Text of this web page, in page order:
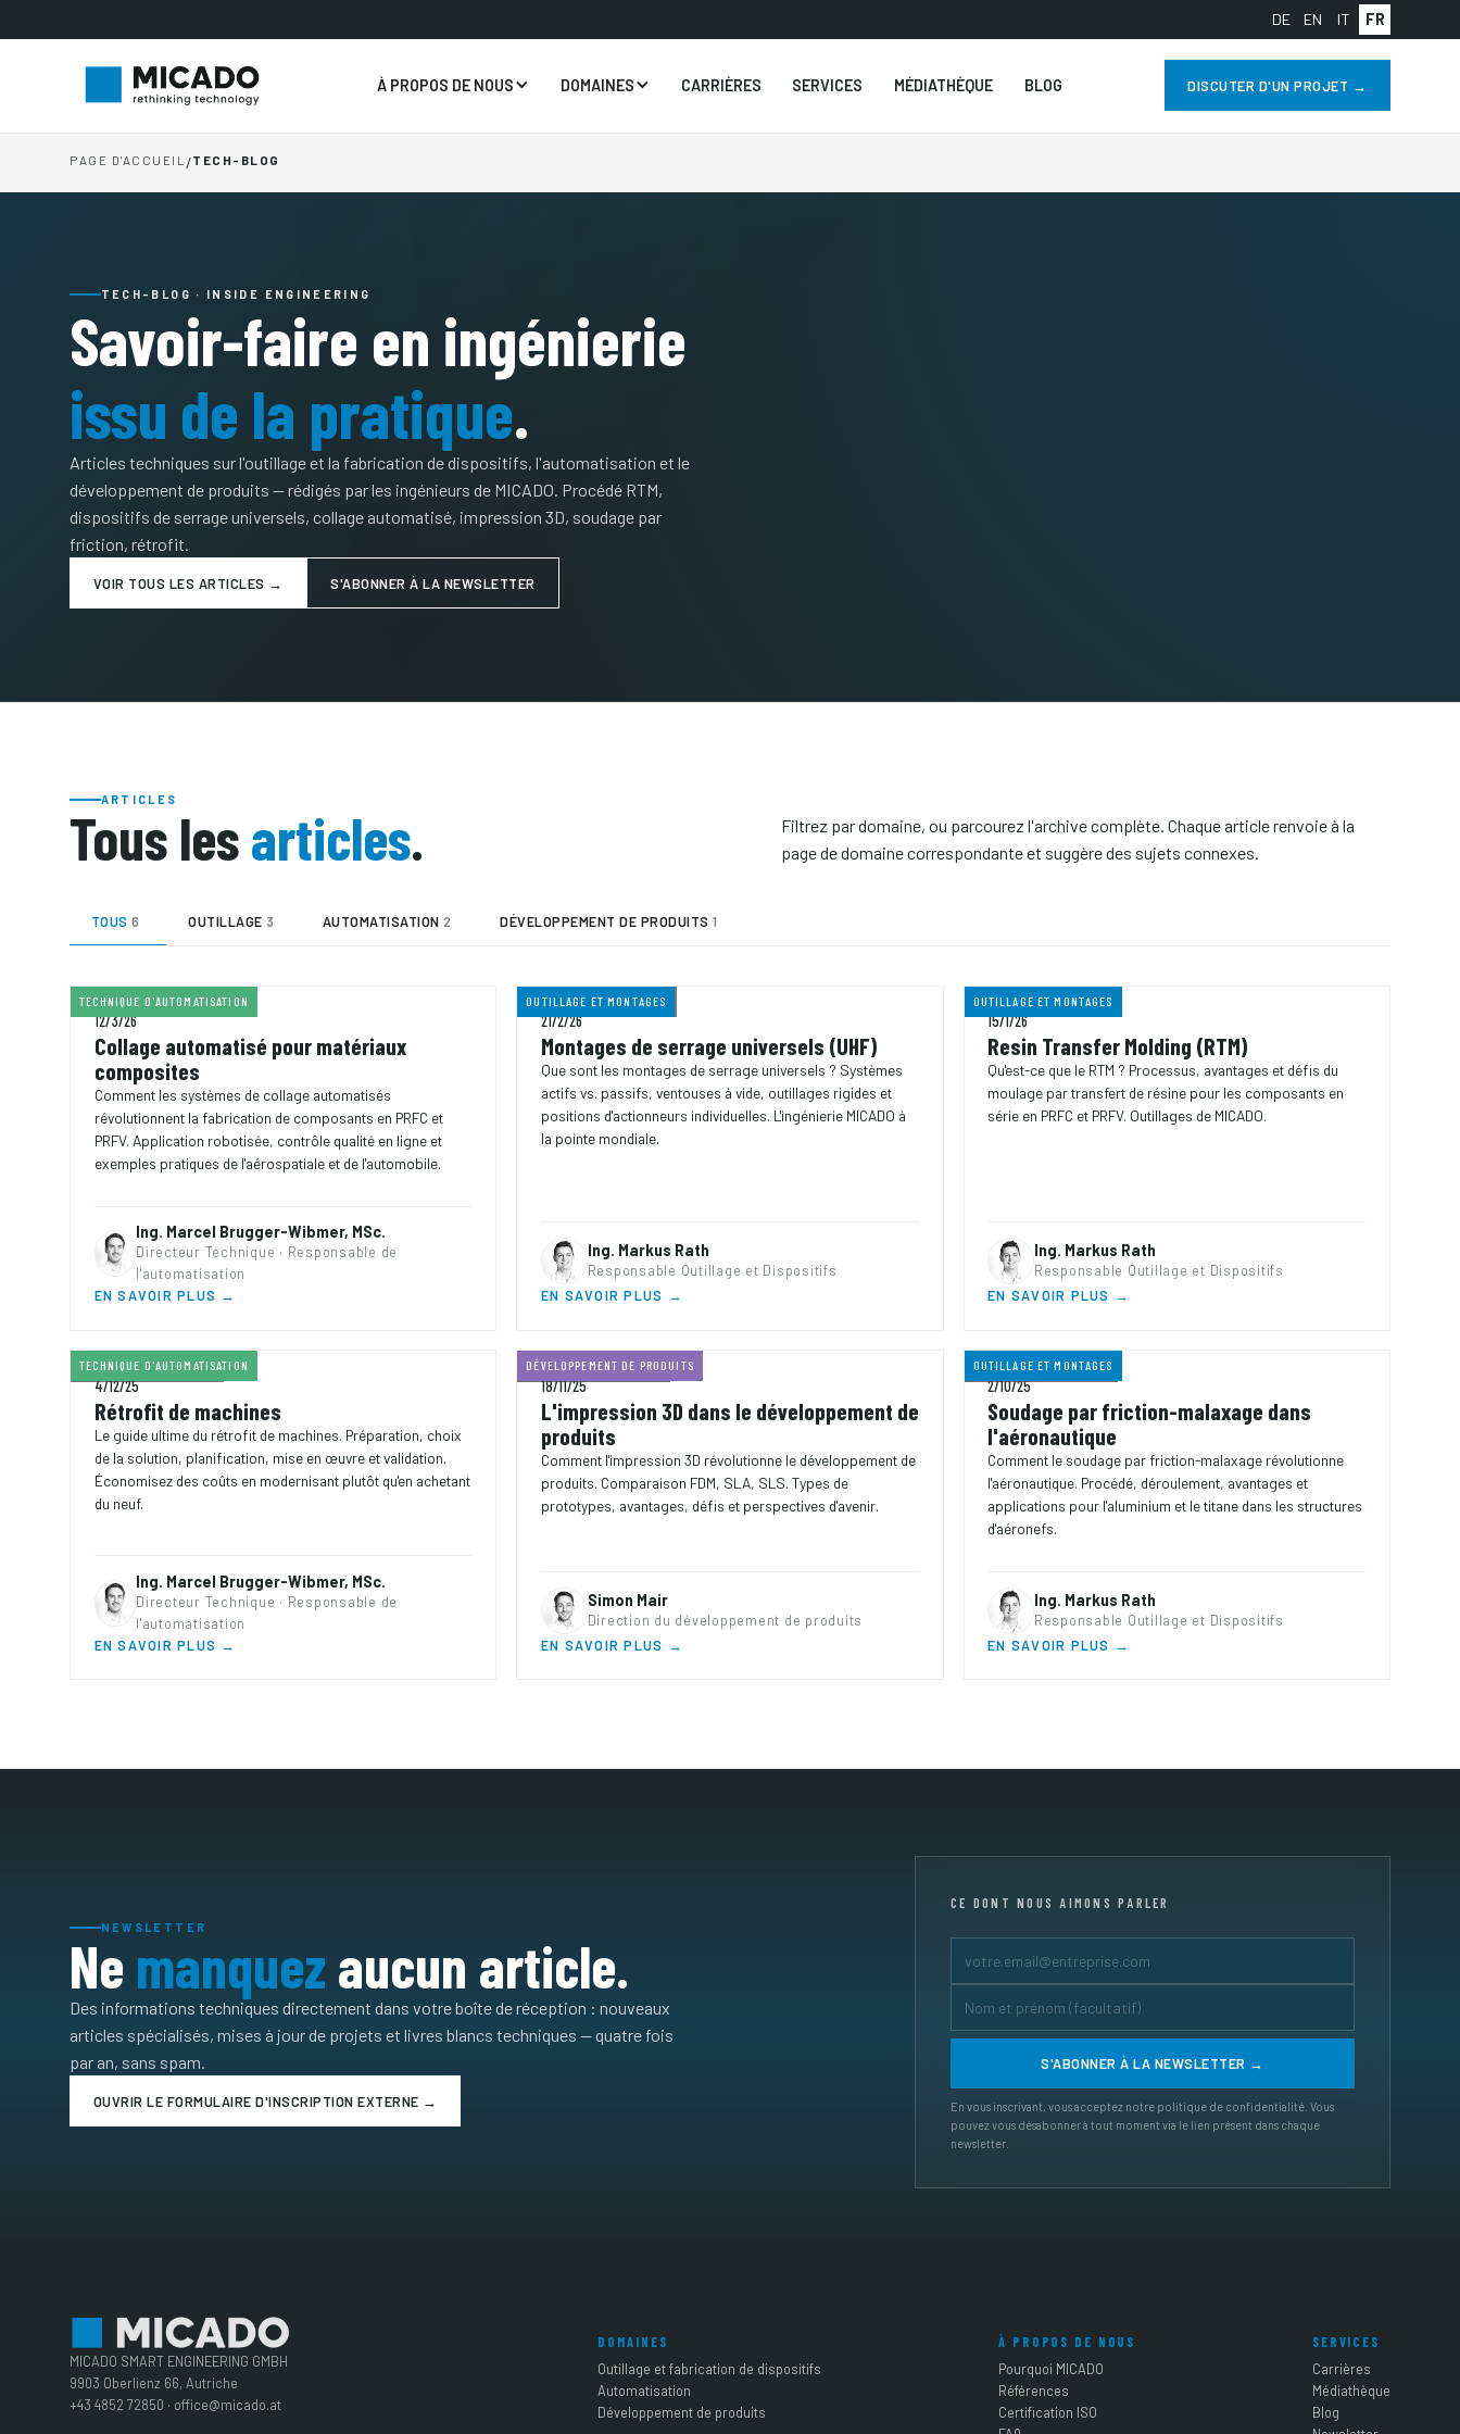
DE EN IT FR
À PROPOS DE NOUS DOMAINES CARRIÈRES SERVICES MÉDIATHÈQUE BLOG DISCUTER D'UN PROJET →
PAGE D'ACCUEIL /TECH-BLOG
TECH-BLOG · INSIDE ENGINEERING
Savoir-faire en ingénierie
issu de la pratique.
Articles techniques sur l'outillage et la fabrication de dispositifs, l'automatisation et le
développement de produits — rédigés par les ingénieurs de MICADO. Procédé RTM,
dispositifs de serrage universels, collage automatisé, impression 3D, soudage par
friction, rétrofit.
VOIR TOUS LES ARTICLES → S'ABONNER À LA NEWSLETTER
ARTICLES
Tous lesarticles.
Filtrez par domaine, ou parcourez l'archive complète. Chaque article renvoie à la
page de domaine correspondante et suggère des sujets connexes.
TOUS6 OUTILLAGE 3 AUTOMATISATION2 DÉVELOPPEMENT DE PRODUITS1
TECHNIQUE D'AUTOMATISATION
8 MINTEMPS DE LECTURE
12/3/26
Collage automatisé pour matériaux
composites
Comment les systèmes de collage automatisés
révolutionnent la fabrication de composants en PRFC et
PRFV. Application robotisée, contrôle qualité en ligne et
exemples pratiques de l'aérospatiale et de l'automobile.
Ing. Marcel Brugger-Wibmer, MSc.
Directeur Technique · Responsable de
l'automatisation
EN SAVOIR PLUS →
OUTILLAGE ET MONTAGES
10 MINTEMPS DE LECTURE
21/2/26
Montages de serrage universels (UHF)
Que sont les montages de serrage universels ? Systèmes
actifs vs. passifs, ventouses à vide, outillages rigides et
positions d'actionneurs individuelles. L'ingénierie MICADO à
la pointe mondiale.
Ing. Markus Rath
Responsable Outillage et Dispositifs
EN SAVOIR PLUS →
OUTILLAGE ET MONTAGES
6 MIN TEMPS DE LECTURE
15/1/26
Resin Transfer Molding (RTM)
Qu'est-ce que le RTM ? Processus, avantages et défis du
moulage par transfert de résine pour les composants en
série en PRFC et PRFV. Outillages de MICADO.
Ing. Markus Rath
Responsable Outillage et Dispositifs
EN SAVOIR PLUS →
TECHNIQUE D'AUTOMATISATION
7 MINTEMPS DE LECTURE
4/12/25
Rétrofit de machines
Le guide ultime du rétrofit de machines. Préparation, choix
de la solution, planification, mise en œuvre et validation.
Économisez des coûts en modernisant plutôt qu'en achetant
du neuf.
Ing. Marcel Brugger-Wibmer, MSc.
Directeur Technique · Responsable de
l'automatisation
EN SAVOIR PLUS →
DÉVELOPPEMENT DE PRODUITS
7 MINTEMPS DE LECTURE
18/11/25
L'impression 3D dans le développement de
produits
Comment l'impression 3D révolutionne le développement de
produits. Comparaison FDM, SLA, SLS. Types de
prototypes, avantages, défis et perspectives d'avenir.
Simon Mair
Direction du développement de produits
EN SAVOIR PLUS →
OUTILLAGE ET MONTAGES
6 MINTEMPS DE LECTURE
2/10/25
Soudage par friction-malaxage dans
l'aéronautique
Comment le soudage par friction-malaxage révolutionne
l'aéronautique. Procédé, déroulement, avantages et
applications pour l'aluminium et le titane dans les structures
d'aéronefs.
Ing. Markus Rath
Responsable Outillage et Dispositifs
EN SAVOIR PLUS →
NEWSLETTER
Ne manquez aucun article.
Des informations techniques directement dans votre boîte de réception : nouveaux
articles spécialisés, mises à jour de projets et livres blancs techniques — quatre fois
par an, sans spam.
OUVRIR LE FORMULAIRE D'INSCRIPTION EXTERNE →
CE DONT NOUS AIMONS PARLER
En vous inscrivant, vous acceptez notre politique de confidentialité. Vous
pouvez vous désabonner à tout moment via le lien présent dans chaque
newsletter.
MICADO SMART ENGINEERING GMBH
9903 Oberlienz 66, Autriche
+43 4852 72850 · office@micado.at
DOMAINES
Outillage et fabrication de dispositifs
Automatisation
Développement de produits
À PROPOS DE NOUS
Pourquoi MICADO
Références
Certification ISO
SERVICES
Carrières
Médiathèque
Blog